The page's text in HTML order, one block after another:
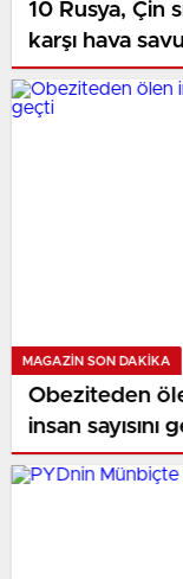
10 Rusya, Çin
karşı hava
MAGAZIN SON DAKİKA
Obeziteden
insan sayısını